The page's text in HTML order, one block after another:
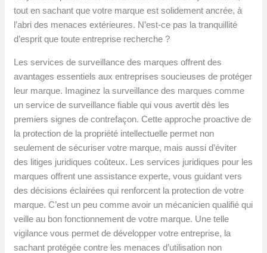
tout en sachant que votre marque est solidement ancrée, à
l’abri des menaces extérieures. N’est-ce pas la tranquillité
d’esprit que toute entreprise recherche ?
Les services de surveillance des marques offrent des
avantages essentiels aux entreprises soucieuses de protéger
leur marque. Imaginez la surveillance des marques comme
un service de surveillance fiable qui vous avertit dès les
premiers signes de contrefaçon. Cette approche proactive de
la protection de la propriété intellectuelle permet non
seulement de sécuriser votre marque, mais aussi d’éviter
des litiges juridiques coûteux. Les services juridiques pour les
marques offrent une assistance experte, vous guidant vers
des décisions éclairées qui renforcent la protection de votre
marque. C’est un peu comme avoir un mécanicien qualifié qui
veille au bon fonctionnement de votre marque. Une telle
vigilance vous permet de développer votre entreprise, la
sachant protégée contre les menaces d’utilisation non